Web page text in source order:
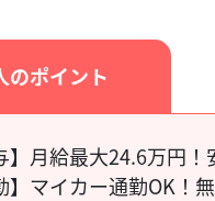
のポイント
月給最大24.6万円
マイカー通勤OK！